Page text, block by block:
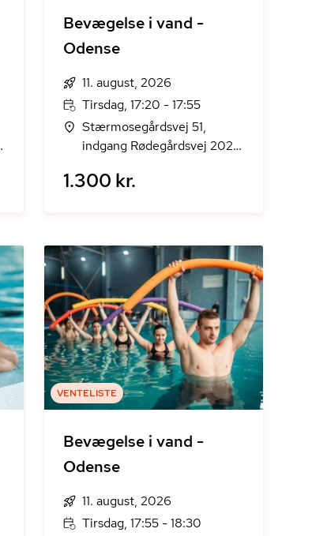
Bevægelse i vand -
Odense
11. august, 2026
Tirsdag, 17:20 - 17:55
Stærmosegårdsvej 51,
indgang Rødegårdsvej 202,
1.300 kr.
VENTELISTE
Bevægelse i vand -
Odense
11. august, 2026
Tirsdag, 17:55 - 18:30